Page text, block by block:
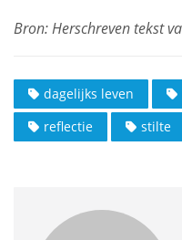
dagelijks leven
reflectie
stilte